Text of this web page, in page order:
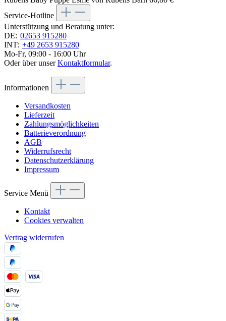
Service-Hotline
Unterstützung und Beratung unter:
DE: 02653 915280
INT: +49 2653 915280
Mo-Fr, 09:00 - 16:00 Uhr
Oder über unserKontaktformular.
Informationen
Versandkosten
Lieferzeit
Zahlungsmöglichkeiten
Batterieverordnung
AGB
Widerrufsrecht
Datenschutzerklärung
Impressum
Service Menü
Kontakt
Cookies verwalten
Vertrag widerrufen